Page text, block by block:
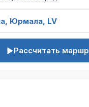
Рассчитать